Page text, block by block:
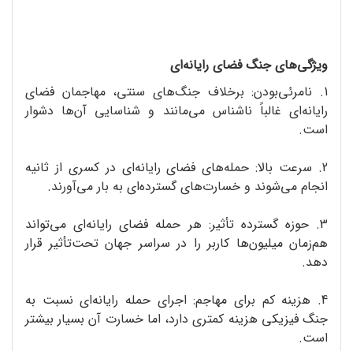
ویژگی‌های جنگ فضای رایانه‌ای
1. نامرئی‌بودن: برخلاف جنگ‌های سنتی، مهاجمان فضای
رایانه‌ای غالباً ناشناس می‌مانند و شناسایی آن‌ها دشوار
است.
2. سرعت بالا: حمله‌های فضای رایانه‌ای در کسری از ثانیه
انجام می‌شوند و خسارت‌های گسترده‌ای به بار می‌آورند.
3. حوزه‌ گسترده‌ تأثیر: هر حمله‌ فضای رایانه‌ای می‌تواند
هم‌زمان میلیون‌ها کاربر را در سراسر جهان تحت‌تأثیر قرار
دهد.
4. هزینه‌ کم برای مهاجم: اجرای حمله‌ رایانه‌ای نسبت به
جنگ فیزیکی هزینه‌ کمتری دارد، اما خسارت آن بسیار بیشتر
است.